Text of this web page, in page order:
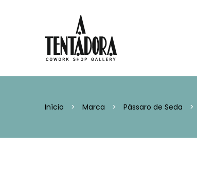
Início > Marca > Pássaro de Seda >